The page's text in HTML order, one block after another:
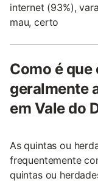
internet (93%),
mau, certo
Como é
geralmente
em Vale do
As quintas ou
frequentemente
quintas ou